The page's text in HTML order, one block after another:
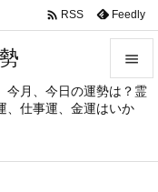
今月、今日の運勢は？霊
、仕事運、金運はいか


メニュ
サイド
 RSS Feedly